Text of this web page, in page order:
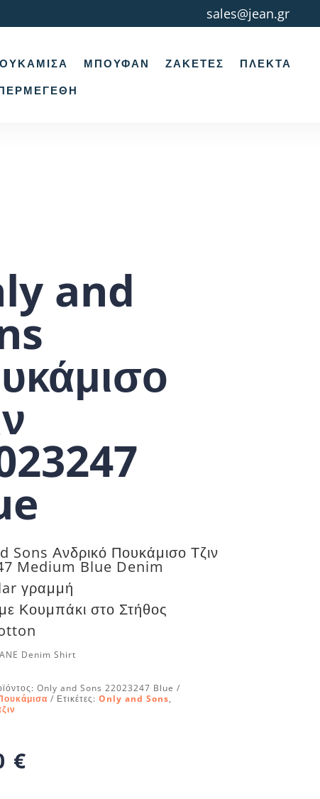
sales@jean.gr
ΜΠΟΥΦΆΝ ΖΑΚΈΤΕΣ
ΠΛΕΚΤΆ
and
Sons Ανδρικό Πουκάμισο Τζιν
Medium Blue Denim
γραμμή
Κουμπάκι στο Στήθος
Denim Shirt
Only and Sons 22023247 Blue
Ετικέτες: Only and Sons,
€